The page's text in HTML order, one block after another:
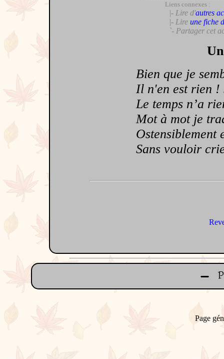
Liens connexes :
|- Lire d'autres
|- Lire une fiche
`- Partager cet
Bien que je
Il n'en est rien !
Le temps n’a
Mot à mot je
Ostensiblement
Sans vouloir
Page